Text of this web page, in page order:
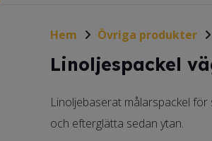
Hem Övriga produkter
Linoljespackel
Linoljebaserat målarspackel för
och efterglätta sedan ytan.